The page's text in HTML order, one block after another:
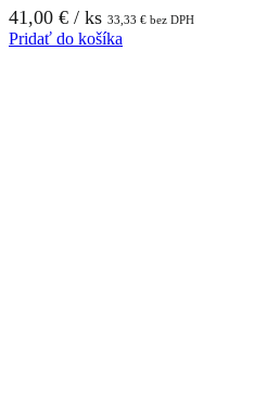
41,00 € / ks 33,33 € bez DPH
Pridať do košíka